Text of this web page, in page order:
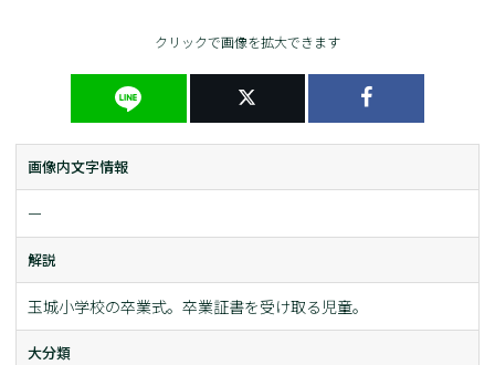
クリックで画像を拡大できます
画像内文字情報
ー
解説
玉城小学校の卒業式。卒業証書を受け取る児童。
大分類